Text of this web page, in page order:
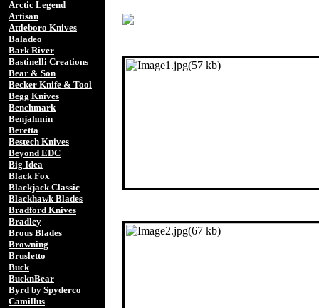
Arctic Legend
Artisan
Attleboro Knives
Baladeo
Bark River
Bastinelli Creations
Bear & Son
Becker Knife & Tool
Begg Knives
Benchmark
Benjahmin
Beretta
Bestech Knives
Beyond EDC
Big Idea
Black Fox
Blackjack Classic
Blackhawk Blades
Bradford Knives
Bradley
Brous Blades
Browning
Brusletto
Buck
BucknBear
Byrd by Spyderco
Camillus